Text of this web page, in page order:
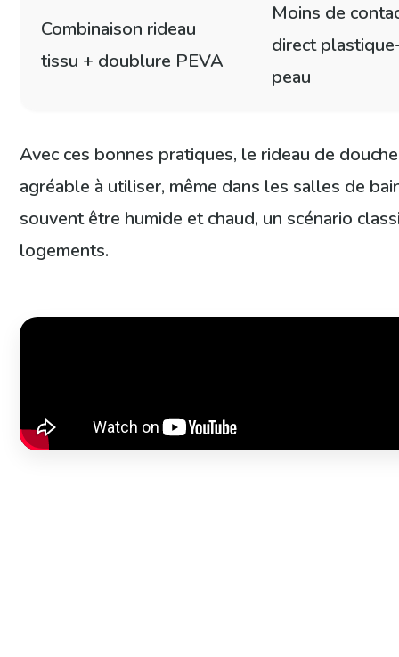
Combinaison rideau
tissu + doublure PEVA
Moins de
direct
peau
Avec ces bonnes pratiques, le rideau de
agréable à utiliser, même dans les salles de
souvent être humide et chaud, un scénario
logements.